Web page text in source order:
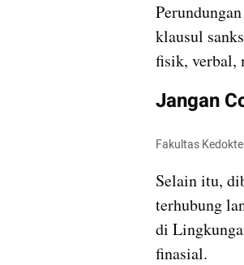
klausul
fisik, verbal,
Jangan
Fakultas
Selain itu,
terhubung
di
finasial.